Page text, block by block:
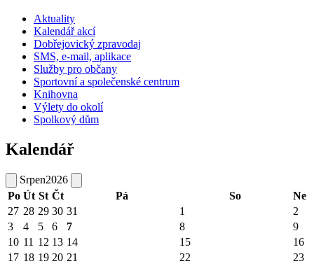
Aktuality
Kalendář akcí
Dobřejovický zpravodaj
SMS, e-mail, aplikace
Služby pro občany
Sportovní a společenské centrum
Knihovna
Výlety do okolí
Spolkový dům
Kalendář
Srpen2026
Po Út St Čt Pá So
Ne
27 28 29 30 31 1
2
3
4 5 6 7 8
9
10 11 12 13 14 15
16
17 18 19 20 21 22 23